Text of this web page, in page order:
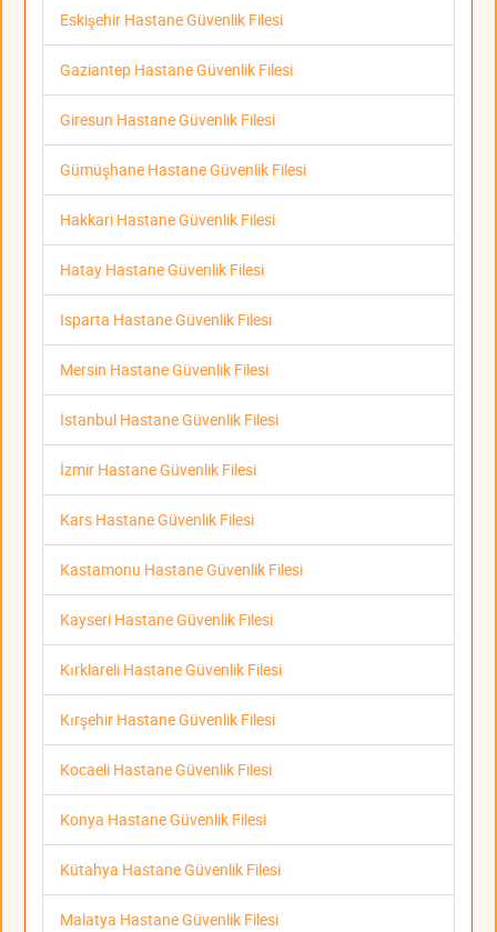
Eskişehir Hastane Güvenlik Filesi
Gaziantep Hastane Güvenlik Filesi
Giresun Hastane Güvenlik Filesi
Gümüşhane Hastane Güvenlik Filesi
Hakkari Hastane Güvenlik Filesi
Hatay Hastane Güvenlik Filesi
Isparta Hastane Güvenlik Filesi
Mersin Hastane Güvenlik Filesi
İstanbul Hastane Güvenlik Filesi
İzmir Hastane Güvenlik Filesi
Kars Hastane Güvenlik Filesi
Kastamonu Hastane Güvenlik Filesi
Kayseri Hastane Güvenlik Filesi
Kırklareli Hastane Güvenlik Filesi
Kırşehir Hastane Güvenlik Filesi
Kocaeli Hastane Güvenlik Filesi
Konya Hastane Güvenlik Filesi
Kütahya Hastane Güvenlik Filesi
Malatya Hastane Güvenlik Filesi